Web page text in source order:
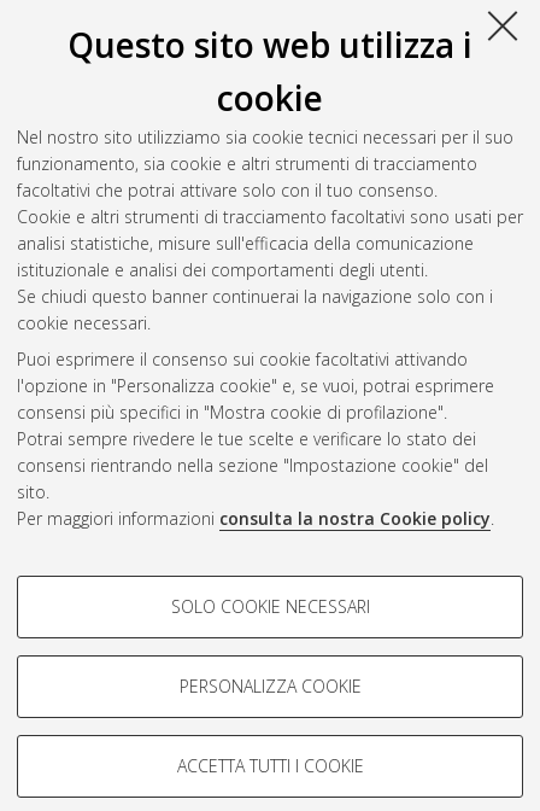
Questo sito web utilizza i
cookie
Nel nostro sito utilizziamo sia cookie tecnici necessari per il suo
funzionamento, sia cookie e altri strumenti di tracciamento
facoltativi che potrai attivare solo con il tuo consenso.
Cookie e altri strumenti di tracciamento facoltativi sono usati per
analisi statistiche, misure sull'efficacia della comunicazione
istituzionale e analisi dei comportamenti degli utenti.
Se chiudi questo banner continuerai la navigazione solo con i
cookie necessari.
Puoi esprimere il consenso sui cookie facoltativi attivando
l'opzione in "Personalizza cookie" e, se vuoi, potrai esprimere
consensi più specifici in "Mostra cookie di profilazione".
Potrai sempre rivedere le tue scelte e verificare lo stato dei
consensi rientrando nella sezione "Impostazione cookie" del
sito.
Per maggiori informazioni consulta la nostra Cookie policy.
COOKIE DI PROFILAZIONE -
Si tratta di cookie utilizzati per analizzare le caratteristiche della
navigazione degli utenti, creare profili in base al loro comportamento
Mostra cookie di profilazione
COOKIE TECNICI - NECESSARI
SOLO COOKIE NECESSARI
PERSONALIZZA COOKIE
ACCETTA TUTTI I COOKIE
Evaluation of Tumor M2 Pyruvate
Kinase and Endocannabinoid System Expression in Colorectal
Preneoplastic and Neoplastic Lesions: Possible Use for non
, [Dissertation thesis], Alma Mater
Studiorum Università di Bologna. Dottorato di ricerca in
Scienze biochimiche e biotecnologiche, 28 Ciclo. DOI
10.6092/unibo/amsdottorato/7357.
Questa lista e' stata generata ilSat Aug 8 20:45:15 2026
Atom
Rss 1.0
Rss 2.0
ISSN: 2038-7946
Impostazioni Cookie
Informativa sulla privacy
Condizioni d’uso del sito